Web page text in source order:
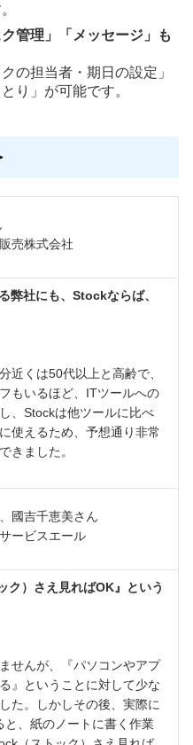
管理」「メッセージ」も
の担当者・期日の設定」
り」が可能です。
売株式会社
弊社にも、Stockならば、
近くは50代以上と高齢で、
もいるほど、ITツールへの
、Stockは他ツールに比べ
使えるため、予想通り非常
きました。
國吉千恵美さん
ービスエール
ク）さえ見ればOK』という
せんが、『パソコンやアプ
』ということに対して少な
た。しかしその後、実際に
、紙のノートに書く作業